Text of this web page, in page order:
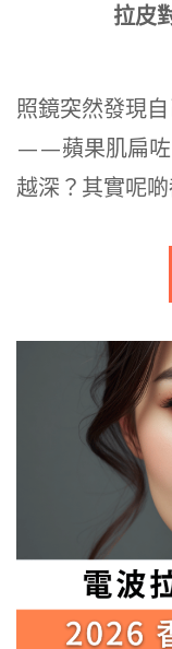
拉皮
照鏡突然發現
——蘋果肌扁咗
越深？其實呢